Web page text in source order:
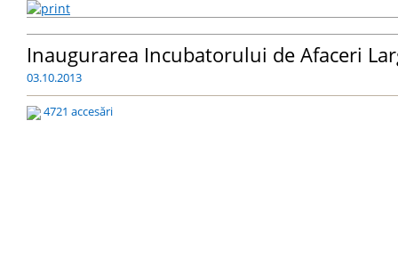
Inaugurarea Incubatorului de Afaceri
03.10.2013
4721 accesări